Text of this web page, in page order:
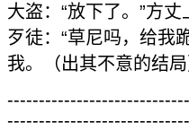
大盗：“放下了。”方
歹徒：“草尼吗，给我
我。（出其不意的结局